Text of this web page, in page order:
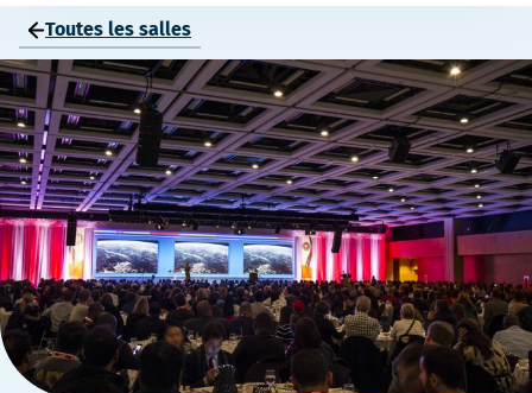
page
d'accueil
recherche
Toutes les salles